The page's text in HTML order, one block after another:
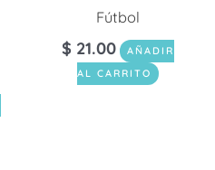
Fútbol
$ 21.00
AÑADIR
AL CARRITO